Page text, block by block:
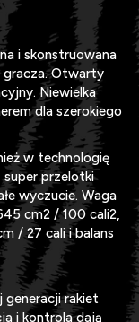
i skonstruowana
gracza. Otwarty
Niewielka
dla szerokiego
w technologię
super przelotki
wyczucie. Waga
cm2 / 100 cali2,
/ 27 cali i balans
generacji rakiet
i kontrola dają